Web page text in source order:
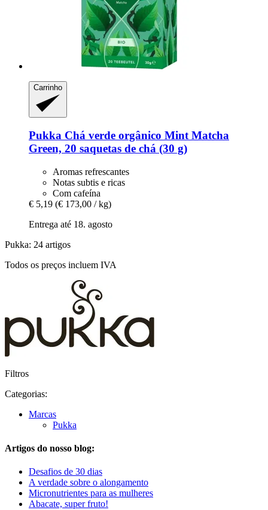
Carrinho
Pukka Chá verde orgânico Mint Matcha
Green, 20 saquetas de chá (30 g)
Aromas refrescantes
Notas subtis e ricas
Com cafeína
€ 5,19 (€ 173,00 / kg)
Entrega até 18. agosto
Pukka: 24 artigos
Todos os preços incluem IVA
Filtros
Categorias:
Marcas
Pukka
Artigos do nosso blog:
Desafios de 30 dias
A verdade sobre o alongamento
Micronutrientes para as mulheres
Abacate, super fruto!